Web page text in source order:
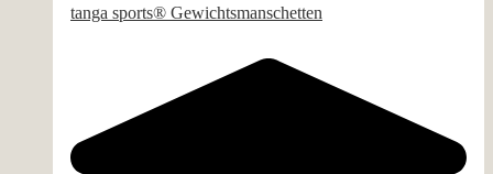
tanga sports® Gewichtsmanschetten